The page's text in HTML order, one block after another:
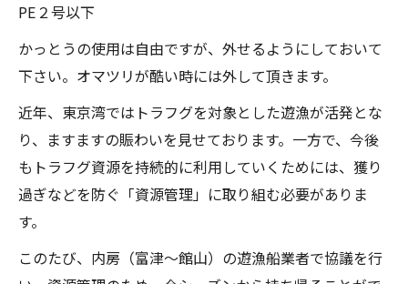
PE２号以下
かっとうの使用は自由ですが、外せるようにしておいて
下さい。オマツリが酷い時には外して頂きます。
近年、東京湾ではトラフグを対象とした遊漁が活発とな
り、ますますの賑わいを見せております。一方で、今後
もトラフグ資源を持続的に利用していくためには、獲り
過ぎなどを防ぐ「資源管理」に取り組む必要がありま
す。
このたび、内房（富津～館山）の遊漁船業者で協議を行